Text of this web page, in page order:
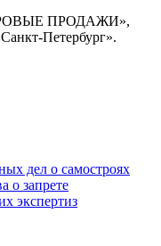
ПРОДАЖИ»,
Петербург».
дел о самостроях
о запрете
экспертиз